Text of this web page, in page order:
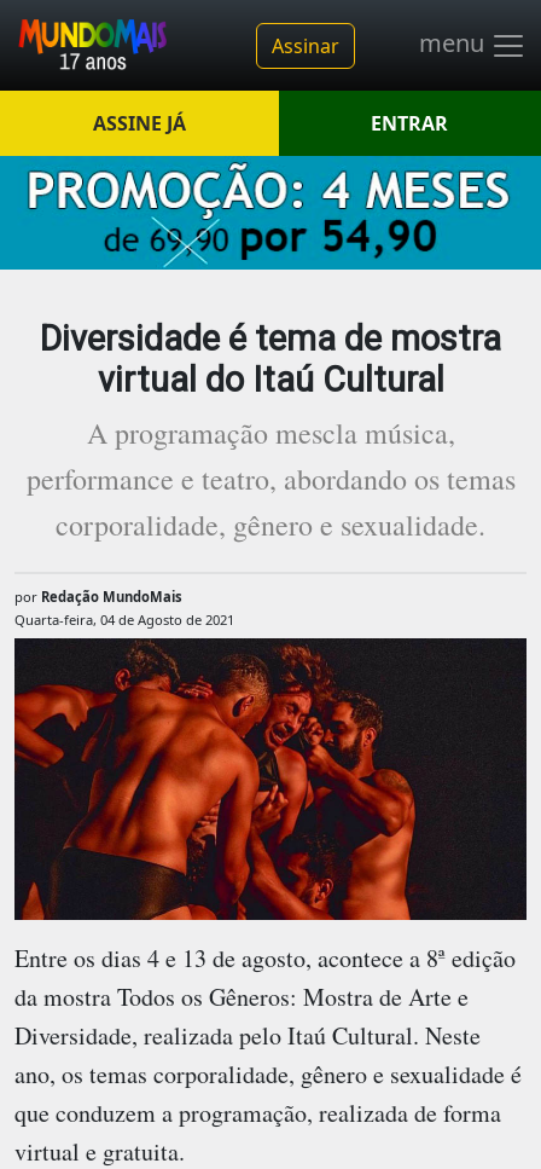
Assinar menu
ASSINE JÁ ENTRAR
Diversidade é tema de mostra
virtual do Itaú Cultural
A programação mescla música,
performance e teatro, abordando os temas
corporalidade, gênero e sexualidade.
por Redação MundoMais
Quarta-feira, 04 de Agosto de 2021
Entre os dias 4 e 13 de agosto, acontece a 8ª edição
da mostra Todos os Gêneros: Mostra de Arte e
Diversidade, realizada pelo Itaú Cultural. Neste
ano, os temas corporalidade, gênero e sexualidade é
que conduzem a programação, realizada de forma
virtual e gratuita.